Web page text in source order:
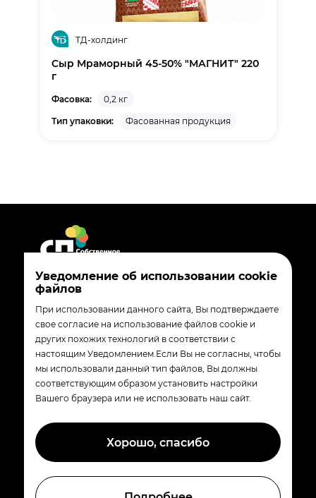
ТД-холдинг
Cыр Мраморный 45-50% "МАГНИТ" 220
г
Фасовка:
0,2 кг
Тип упаковки:
Фасованная продукция
8 800 200-90-02
madebytander_com@magnit.ru
350072
Краснодар, ул. Солнечная 15/5
© «Собственные производства группы
Политика обработки персональных данных
Политика обработки файлов Cookie
Уведомление об использовании cookie
файлов
При использовании данного сайта, Вы подтверждаете
свое согласие на использование файлов cookie и
других похожих технологий в соответствии с
настоящим Уведомлением.Если Вы не согласны, чтобы
мы использовали данный тип файлов, Вы должны
соответствующим образом установить настройки
Вашего браузера или не использовать наш сайт.
Хорошо, спасибо